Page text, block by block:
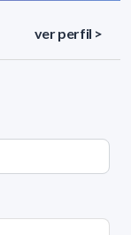
ver perfil >